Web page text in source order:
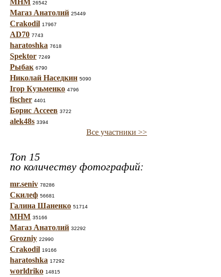
МНМ 26542
Магаз Анатолий 25449
Crakodil 17967
AD70 7743
haratoshka 7618
Spektor 7249
Рыбак 6790
Николай Наседкин 5090
Ігор Кузьменко 4796
fischer 4401
Борис Ассеев 3722
alek48s 3394
Все участники >>
Топ 15
по количеству фотографий:
mr.seniv 78286
Скилеф 56681
Галина Шаненко 51714
МНМ 35166
Магаз Анатолий 32292
Grozniy 22990
Crakodil 19166
haratoshka 17292
worldriko 14815